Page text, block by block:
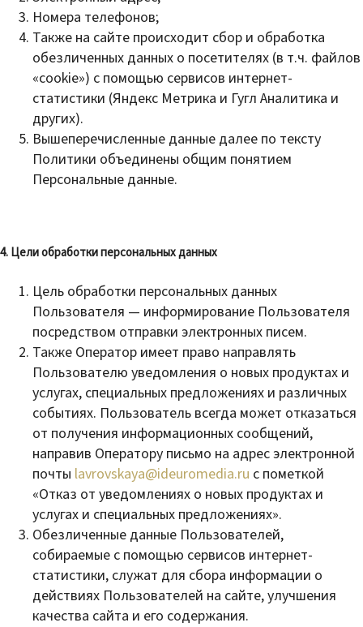
Номера телефонов;
Также на сайте происходит сбор и обработка
обезличенных данных о посетителях (в т.ч. файлов
«cookie») с помощью сервисов интернет-
статистики (Яндекс Метрика и Гугл Аналитика и
других).
Вышеперечисленные данные далее по тексту
Политики объединены общим понятием
Персональные данные.
4. Цели обработки персональных данных
Цель обработки персональных данных
Пользователя — информирование Пользователя
посредством отправки электронных писем.
Также Оператор имеет право направлять
Пользователю уведомления о новых продуктах и
услугах, специальных предложениях и различных
событиях. Пользователь всегда может отказаться
от получения информационных сообщений,
направив Оператору письмо на адрес электронной
почты lavrovskaya@ideuromedia.ru с пометкой
«Отказ от уведомлениях о новых продуктах и
услугах и специальных предложениях».
Обезличенные данные Пользователей,
собираемые с помощью сервисов интернет-
статистики, служат для сбора информации о
действиях Пользователей на сайте, улучшения
качества сайта и его содержания.